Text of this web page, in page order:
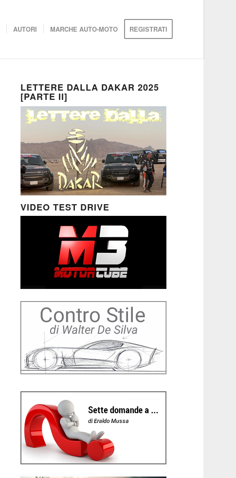
AUTORI MARCHE AUTO-MOTO REGISTRATI
LETTERE DALLA DAKAR 2025
[PARTE II]
VIDEO TEST DRIVE